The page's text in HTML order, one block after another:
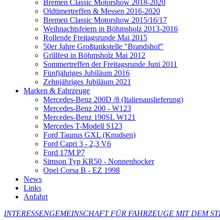
Bremen Classic Motorshow 2018-2020
Oldtimertreffen & Messen 2016-2020
Bremen Classic Motorshow 2015/16/17
Weihnachtsfeiern in Böhmsholz 2013-2016
Rollende Freitagsrunde Mai 2015
50er Jahre Großtankstelle "Brandshof"
Grillfest in Böhmsholz Mai 2012
Sommertreffen der Freitagsrunde Juni 2011
Fünfjähriges Jubiläum 2016
Zehnjähriges Jubiläum 2021
Marken & Fahrzeuge
Mercedes-Benz 200D /8 (Italienauslieferung)
Mercedes-Benz 200 - W123
Mercedes-Benz 190SL W121
Mercedes T-Modell S123
Ford Taunus GXL (Knudsen)
Ford Capri 3 - 2,3 V6
Ford 17M P7
Simson Typ KR50 - Nonnenhocker
Opel Corsa B - EZ 1998
News
Links
Anfahrt
INTERESSENGEMEINSCHAFT FÜR FAHRZEUGE MIT DEM